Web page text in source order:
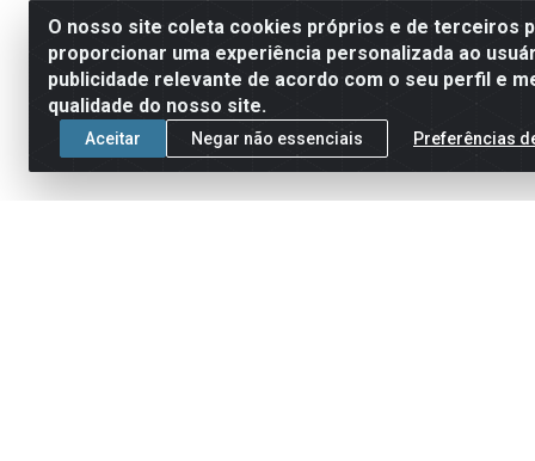
O nosso site coleta cookies próprios e de terceiros
proporcionar uma experiência personalizada ao
publicidade relevante de acordo com o seu perfil e
qualidade do nosso site.
Aceitar Negar não essenciais Preferências